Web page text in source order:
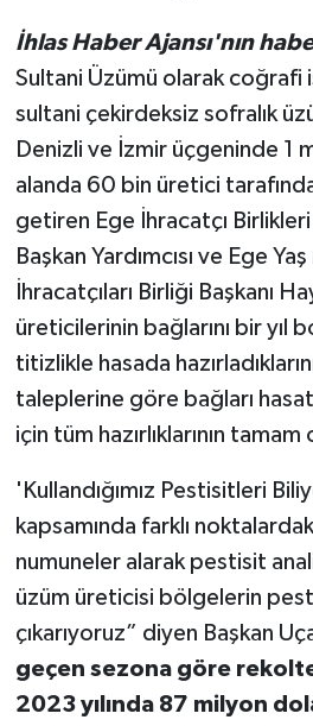
İhlas Haber Ajansı'nın
Sultani Üzümü olarak coğrafi
sultani çekirdeksiz sofralık
Denizli ve İzmir üçgeninde 1
alanda 60 bin üretici
getiren Ege İhracatçı
Başkan Yardımcısı ve Ege
İhracatçıları Birliği Başkanı
üreticilerinin bağlarını bir yıl
titizlikle hasada
taleplerine göre bağları
için tüm hazırlıklarının
'Kullandığımız Pestisitleri
kapsamında farklı
numuneler alarak pestisit
üzüm üreticisi bölgelerin
çıkarıyoruz” diyen Başkan
geçen sezona göre
2023 yılında 87 milyon